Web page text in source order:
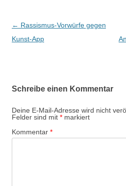
Beitragsnavigation
← Rassismus-Vorwürfe gegen
Kunst-App
Schreibe einen Kommentar
Deine E-Mail-Adresse wird nicht
Felder sind mit * markiert
Kommentar *